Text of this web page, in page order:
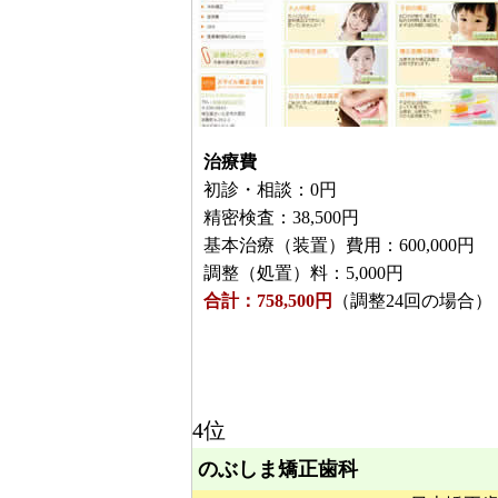
治療費
初診・相談：0円
精密検査：38,500円
基本治療（装置）費用：600,000円
調整（処置）料：5,000円
合計：758,500円
（調整24回の場合）
4位
のぶしま矯正歯科